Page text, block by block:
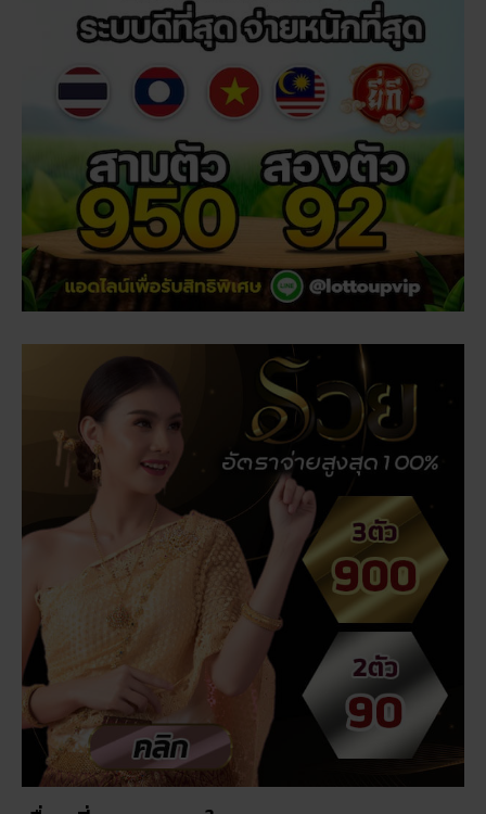
เรื่องที่คุณอาจสนใจ